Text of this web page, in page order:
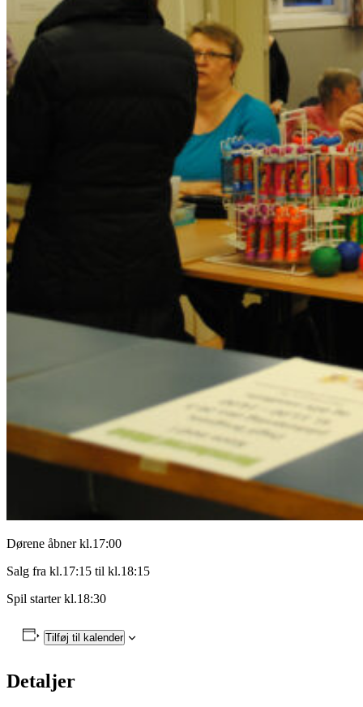
Dørene åbner kl.17:00
Salg fra kl.17:15 til kl.18:15
Spil starter kl.18:30
Tilføj til kalender
Detaljer